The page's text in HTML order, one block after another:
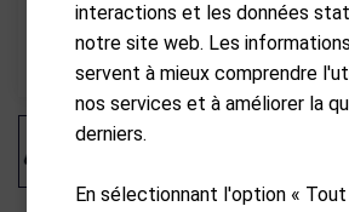
interactions et les données
notre site web. Les
servent à mieux comprendre
nos services et à améliorer la
derniers.
En sélectionnant l'option «